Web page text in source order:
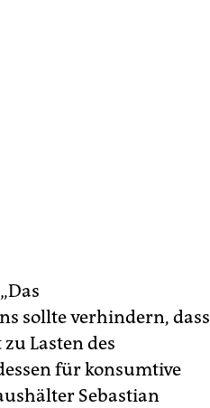
sollte verhindern, dass
Lasten des
für konsumtive
Sebastian